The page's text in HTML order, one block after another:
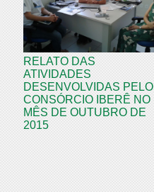
RELATO DAS
ATIVIDADES
DESENVOLVIDAS PELO
CONSÓRCIO IBERÊ NO
MÊS DE OUTUBRO DE
2015